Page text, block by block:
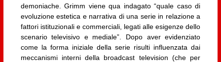
demoniache. Grimm viene qua indagato “quale caso di
evoluzione estetica e narrativa di una serie in relazione a
fattori istituzionali e commerciali, legati alle esigenze dello
scenario televisivo e mediale”. Dopo aver evidenziato
come la forma iniziale della serie risulti influenzata dai
meccanismi interni della broadcast television (che per